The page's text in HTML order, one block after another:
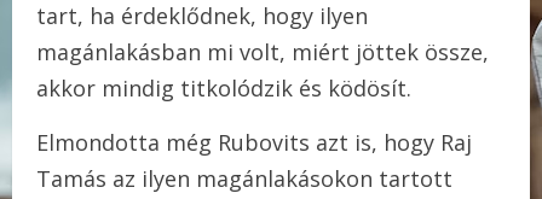
tart, ha érdeklődnek, hogy ilyen
magánlakásban mi volt, miért jöttek össze,
akkor mindig titkolódzik és ködösít.
Elmondotta még Rubovits azt is, hogy Raj
Tamás az ilyen magánlakásokon tartott